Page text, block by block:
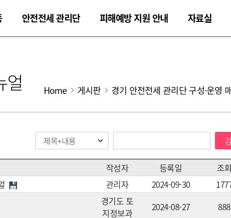
안전전세 관리단 피해예방 지원 안내 자료실
얼 Home 게시판 경기 안전전세 관리단 구성·운영
작성자 등록일
조
관리자 2024-09-30
경기도 토
지정보과
2024-08-27 888